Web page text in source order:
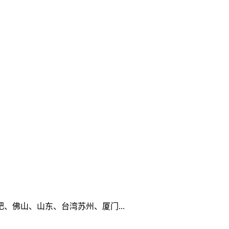
佛山、山东、台湾苏州、厦门...